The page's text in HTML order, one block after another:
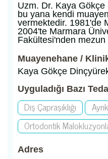
Uzm. Dr. Kaya Gökçe
bu yana kendi
vermektedir. 1981'de
2004'te Marmara
Fakültesi'nden mezun
Muayenehane /
Kaya Gökçe
Uyguladığı Bazı
Diş Çapraşıklığı
Ortodontik
Adres